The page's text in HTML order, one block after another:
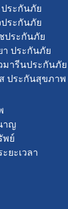
ระกันภัย
ระกันภัย
ประกันภัย
ประกันภัย
มารีนประกันภัย
ประกันสุขภาพ
าญ
พย์
ยะเวลา